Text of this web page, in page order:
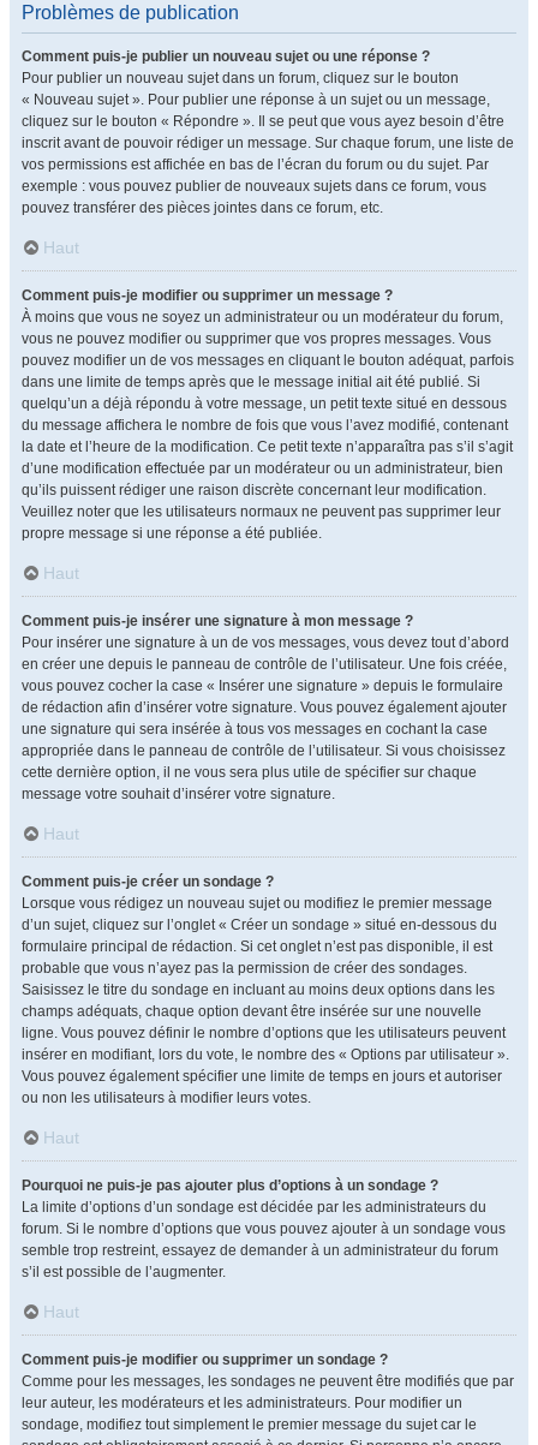
Problèmes de publication
Comment puis-je publier un nouveau sujet ou une réponse ?
Pour publier un nouveau sujet dans un forum, cliquez sur le bouton
« Nouveau sujet ». Pour publier une réponse à un sujet ou un message,
cliquez sur le bouton « Répondre ». Il se peut que vous ayez besoin d’être
inscrit avant de pouvoir rédiger un message. Sur chaque forum, une liste de
vos permissions est affichée en bas de l’écran du forum ou du sujet. Par
exemple : vous pouvez publier de nouveaux sujets dans ce forum, vous
pouvez transférer des pièces jointes dans ce forum, etc.
Haut
Comment puis-je modifier ou supprimer un message ?
À moins que vous ne soyez un administrateur ou un modérateur du forum,
vous ne pouvez modifier ou supprimer que vos propres messages. Vous
pouvez modifier un de vos messages en cliquant le bouton adéquat, parfois
dans une limite de temps après que le message initial ait été publié. Si
quelqu’un a déjà répondu à votre message, un petit texte situé en dessous
du message affichera le nombre de fois que vous l’avez modifié, contenant
la date et l’heure de la modification. Ce petit texte n’apparaîtra pas s’il s’agit
d’une modification effectuée par un modérateur ou un administrateur, bien
qu’ils puissent rédiger une raison discrète concernant leur modification.
Veuillez noter que les utilisateurs normaux ne peuvent pas supprimer leur
propre message si une réponse a été publiée.
Haut
Comment puis-je insérer une signature à mon message ?
Pour insérer une signature à un de vos messages, vous devez tout d’abord
en créer une depuis le panneau de contrôle de l’utilisateur. Une fois créée,
vous pouvez cocher la case « Insérer une signature » depuis le formulaire
de rédaction afin d’insérer votre signature. Vous pouvez également ajouter
une signature qui sera insérée à tous vos messages en cochant la case
appropriée dans le panneau de contrôle de l’utilisateur. Si vous choisissez
cette dernière option, il ne vous sera plus utile de spécifier sur chaque
message votre souhait d’insérer votre signature.
Haut
Comment puis-je créer un sondage ?
Lorsque vous rédigez un nouveau sujet ou modifiez le premier message
d’un sujet, cliquez sur l’onglet « Créer un sondage » situé en-dessous du
formulaire principal de rédaction. Si cet onglet n’est pas disponible, il est
probable que vous n’ayez pas la permission de créer des sondages.
Saisissez le titre du sondage en incluant au moins deux options dans les
champs adéquats, chaque option devant être insérée sur une nouvelle
ligne. Vous pouvez définir le nombre d’options que les utilisateurs peuvent
insérer en modifiant, lors du vote, le nombre des « Options par utilisateur ».
Vous pouvez également spécifier une limite de temps en jours et autoriser
ou non les utilisateurs à modifier leurs votes.
Haut
Pourquoi ne puis-je pas ajouter plus d’options à un sondage ?
La limite d’options d’un sondage est décidée par les administrateurs du
forum. Si le nombre d’options que vous pouvez ajouter à un sondage vous
semble trop restreint, essayez de demander à un administrateur du forum
s’il est possible de l’augmenter.
Haut
Comment puis-je modifier ou supprimer un sondage ?
Comme pour les messages, les sondages ne peuvent être modifiés que par
leur auteur, les modérateurs et les administrateurs. Pour modifier un
sondage, modifiez tout simplement le premier message du sujet car le